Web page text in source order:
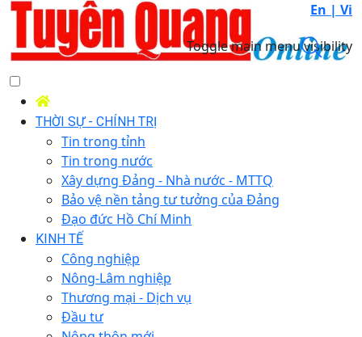
En | Vi
Toggle main menu visibility
THỜI SỰ - CHÍNH TRỊ
Tin trong tỉnh
Tin trong nước
Xây dựng Đảng - Nhà nước - MTTQ
Bảo vệ nền tảng tư tưởng của Đảng
Đạo đức Hồ Chí Minh
KINH TẾ
Công nghiệp
Nông-Lâm nghiệp
Thương mại - Dịch vụ
Đầu tư